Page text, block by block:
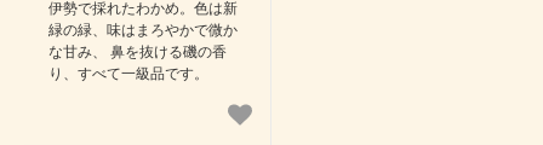
伊勢で採れたわかめ。色は新
緑の緑、味はまろやかで微か
な甘み、 鼻を抜ける磯の香
り、すべて一級品です。